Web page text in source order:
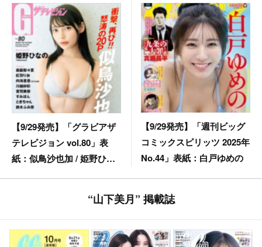
【9/29発売】「グラビアザ
テレビジョン vol.80」表
紙：似鳥沙也加 / 姫野ひな
【9/29発売】「週刊ビッグ
コミックスピリッツ 2025年
No.44」表紙：白戸ゆめの
“山下美月” 掲載誌